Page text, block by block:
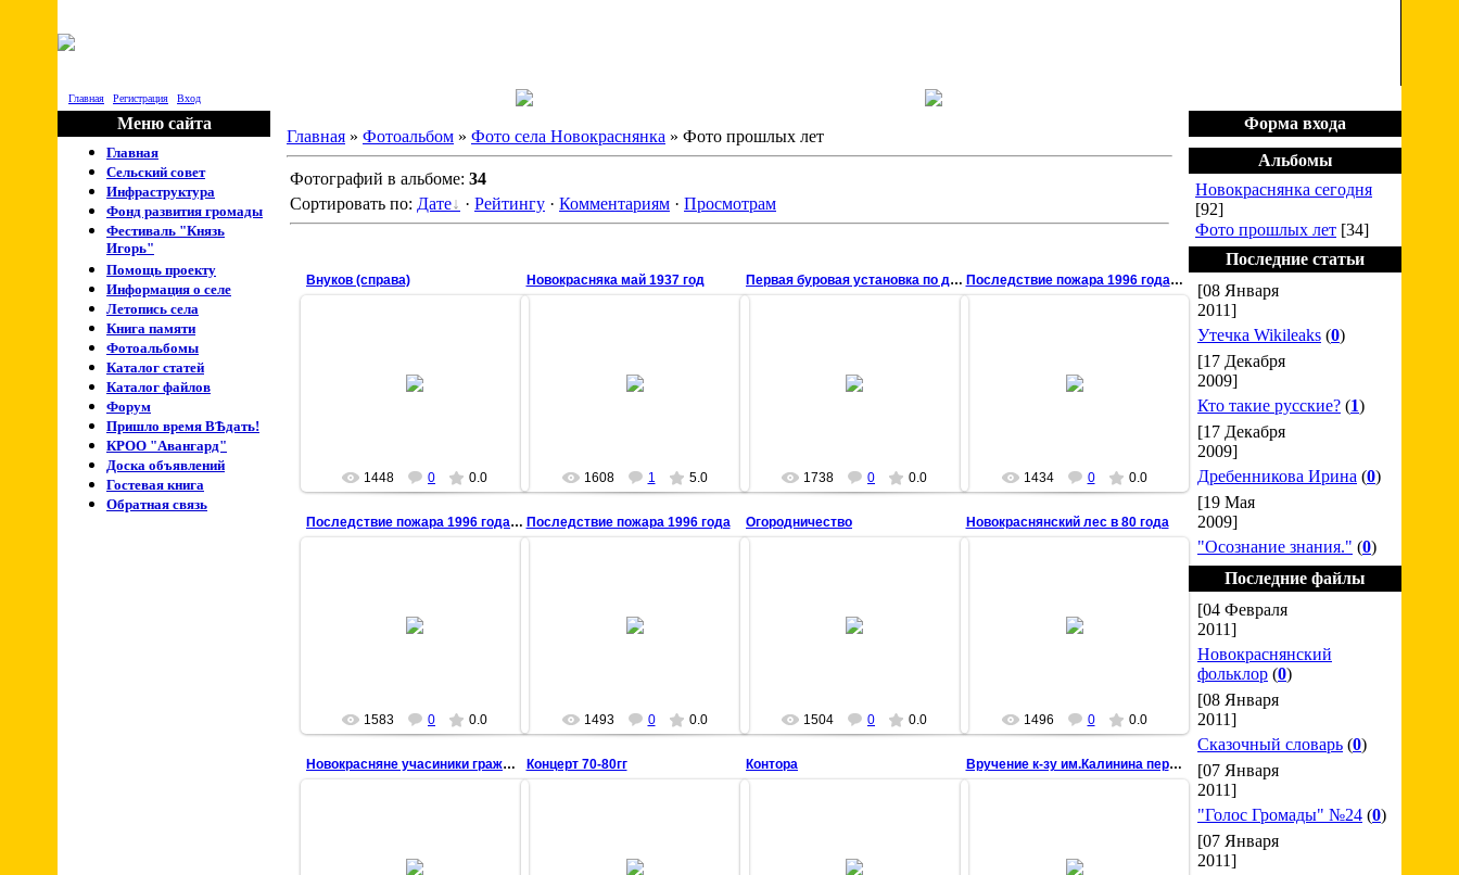
Главная Регистрация Вход
Меню сайта
Главная
Сельский совет
Инфраструктура
Фонд развития громады
Фестиваль "Князь
Игорь"
Помощь проекту
Информация о селе
Летопись села
Книга памяти
Фотоальбомы
Каталог статей
Каталог файлов
Форум
Пришло время ВѢдать!
КРОО "Авангард"
Доска объявлений
Гостевая книга
Обратная связь
Главная » Фотоальбом » Фото села Новокраснянка » Фото прошлых лет
Фотографий в альбоме: 34
Сортировать по: Дате · Рейтингу · Комментариям · Просмотрам
Внуков (справа)
1448 0 0.0
Новокрасняка май 1937 год
1608 1 5.0
Первая буровая установка по добыче газа в с.Новокр
добыче газа в с.Новокраснянка
1738 0 0.0
Последствие пожара 1996 года (3)
1434 0 0.0
Последствие пожара 1996 года (2)
1583 0 0.0
Последствие пожара 1996 года
1493 0 0.0
Огородничество
1504 0 0.0
Новокраснянский лес в 80 года
1496 0 0.0
Новокрасняне учасиники гражданской войны Концерт 70-80гг Контора Вручение к-зу им.Калинина переходящего Красного Зн
Форма входа
Альбомы
Новокраснянка сегодня
[92]
Фото прошлых лет [34]
Последние статьи
[08 Января
2011]
Утечка Wikileaks (0)
[17 Декабря
2009]
Кто такие русские? (1)
[17 Декабря
2009]
Дребенникова Ирина (0)
[19 Мая
2009]
"Осознание знания." (0)
Последние файлы
[04 Февраля
2011]
Новокраснянский
фольклор (0)
[08 Января
2011]
Сказочный словарь (0)
[07 Января
2011]
"Голос Громады" №24 (0)
[07 Января
2011]